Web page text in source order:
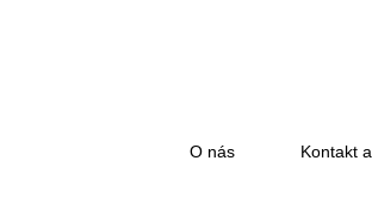
O nás Kontakt